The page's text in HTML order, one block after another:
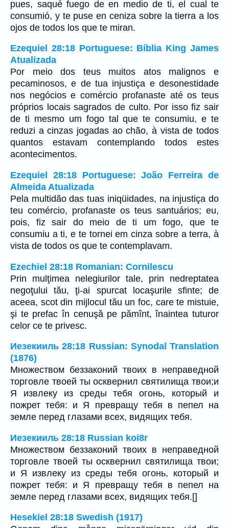
pues, saqué fuego de en medio de ti, el cual te
consumió, y te puse en ceniza sobre la tierra a los
ojos de todos los que te miran.
Ezequiel 28:18 Portuguese: Bíblia King James
Atualizada
Por meio dos teus muitos atos malignos e
pecaminosos, e de tua injustiça e desonestidade
nos negócios e comércio profanaste até os teus
próprios locais sagrados de culto. Por isso fiz sair
de ti mesmo um fogo tal que te consumiu, e te
reduzi a cinzas jogadas ao chão, à vista de todos
quantos estavam contemplando todos estes
acontecimentos.
Ezequiel 28:18 Portuguese: João Ferreira de
Almeida Atualizada
Pela multidão das tuas iniqüidades, na injustiça do
teu comércio, profanaste os teus santuários; eu,
pois, fiz sair do meio de ti um fogo, que te
consumiu a ti, e te tornei em cinza sobre a terra, à
vista de todos os que te contemplavam.
Ezechiel 28:18 Romanian: Cornilescu
Prin mulţimea nelegiurilor tale, prin nedreptatea
negoţului tău, ţi-ai spurcat locaşurile sfinte; de
aceea, scot din mijlocul tău un foc, care te mistuie,
şi te prefac în cenuşă pe pămînt, înaintea tuturor
celor ce te privesc.
Иезекииль 28:18 Russian: Synodal Translation
(1876)
Множеством беззаконий твоих в неправедной
торговле твоей ты осквернил святилища твои;и
Я извлеку из среды тебя огонь, который и
пожрет тебя: и Я превращу тебя в пепел на
земле перед глазами всех, видящих тебя.
Иезекииль 28:18 Russian koi8r
Множеством беззаконий твоих в неправедной
торговле твоей ты осквернил святилища твои;
и Я извлеку из среды тебя огонь, который и
пожрет тебя: и Я превращу тебя в пепел на
земле перед глазами всех, видящих тебя.[]
Hesekiel 28:18 Swedish (1917)